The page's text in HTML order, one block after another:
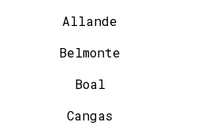
Allande
Belmonte
Boal
Cangas